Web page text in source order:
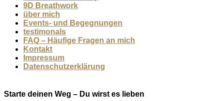
9D Breathwork
über mich
Events- und Begegnungen
testimonals
FAQ – Häufige Fragen an mich
Kontakt
Impressum
Datenschutzerklärung
Starte deinen Weg – Du wirst es lieben